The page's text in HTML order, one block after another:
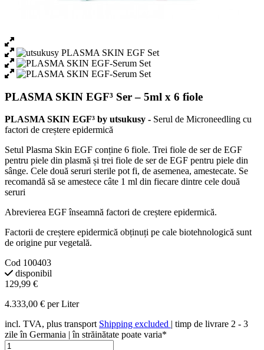
PLASMA SKIN EGF³ Ser – 5ml x 6 fiole
PLASMA SKIN EGF³ by utsukusy - Serul de Microneedling cu
factori de creștere epidermică
Setul Plasma Skin EGF conține 6 fiole. Trei fiole de ser de EGF
pentru piele din plasmă și trei fiole de ser de EGF pentru piele din
sânge. Cele două seruri sterile pot fi, de asemenea, amestecate. Se
recomandă să se amestece câte 1 ml din fiecare dintre cele două
seruri
Abrevierea EGF înseamnă factori de creștere epidermică.
Factorii de creștere epidermică obținuți pe cale biotehnologică sunt
de origine pur vegetală.
Cod 100403
disponibil
129,99 €
4.333,00 € per Liter
incl. TVA, plus transport Shipping excluded | timp de livrare 2 - 3
zile în Germania | în străinătate poate varia*